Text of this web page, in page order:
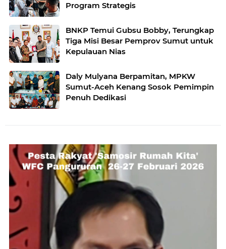
Program Strategis
BNKP Temui Gubsu Bobby, Terungkap
Tiga Misi Besar Pemprov Sumut untuk
Kepulauan Nias
Daly Mulyana Berpamitan, MPKW
Sumut-Aceh Kenang Sosok Pemimpin
Penuh Dedikasi